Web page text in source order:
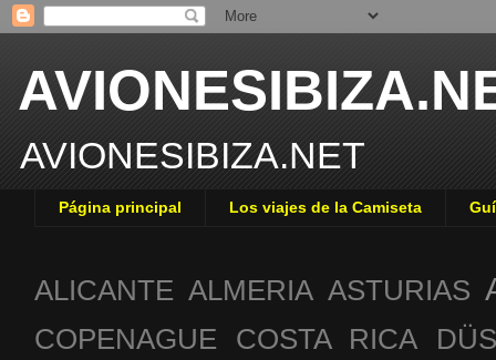
AVIONESIBIZA.NET
Página principal Los viajes de la Camiseta
ALICANTE ALMERIA ASTURIAS
COPENAGUE COSTA RICA